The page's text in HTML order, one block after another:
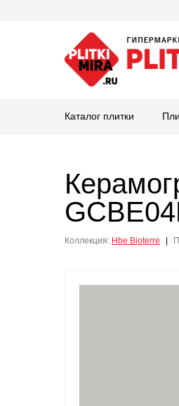
Каталог плитки
Коллекция: Hbe Bioterre